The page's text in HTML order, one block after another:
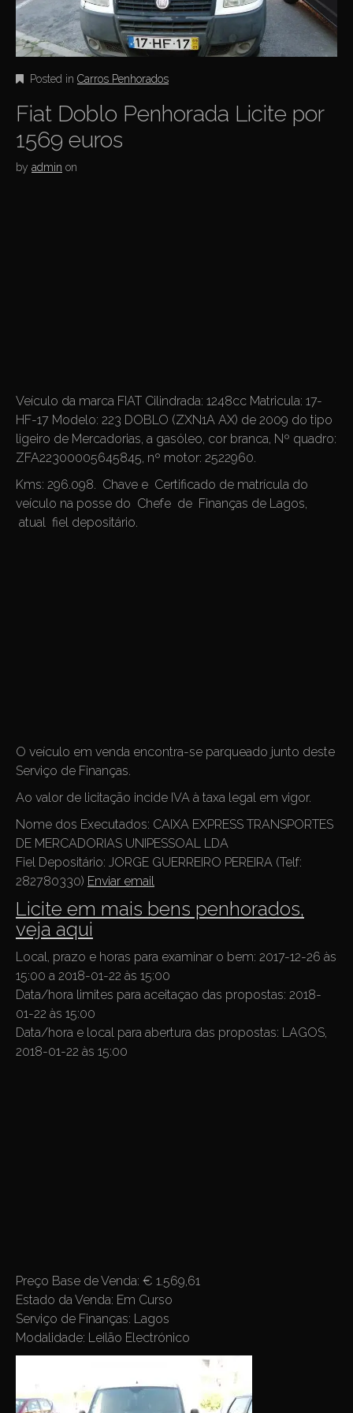
Posted in Carros Penhorados
Fiat Doblo Penhorada Licite por
1569 euros
by admin on
Veículo da marca FIAT Cilindrada: 1248cc Matricula: 17-
HF-17 Modelo: 223 DOBLO (ZXN1A AX) de 2009 do tipo
ligeiro de Mercadorias, a gasóleo, cor branca, Nº quadro:
ZFA22300005645845, nº motor: 2522960.
Kms: 296.098. Chave e Certificado de matrícula do
veículo na posse do Chefe de Finanças de Lagos,
atual fiel depositário.
O veículo em venda encontra-se parqueado junto deste
Serviço de Finanças.
Ao valor de licitação incide IVA à taxa legal em vigor.
Nome dos Executados: CAIXA EXPRESS TRANSPORTES
DE MERCADORIAS UNIPESSOAL LDA
Fiel Depositário: JORGE GUERREIRO PEREIRA (Telf:
282780330) Enviar email
Licite em mais bens penhorados,
veja aqui
Local, prazo e horas para examinar o bem: 2017-12-26 às
15:00 a 2018-01-22 às 15:00
Data/hora limites para aceitaçao das propostas: 2018-
01-22 às 15:00
Data/hora e local para abertura das propostas: LAGOS,
2018-01-22 às 15:00
Preço Base de Venda: € 1.569,61
Estado da Venda: Em Curso
Serviço de Finanças: Lagos
Modalidade: Leilão Electrónico